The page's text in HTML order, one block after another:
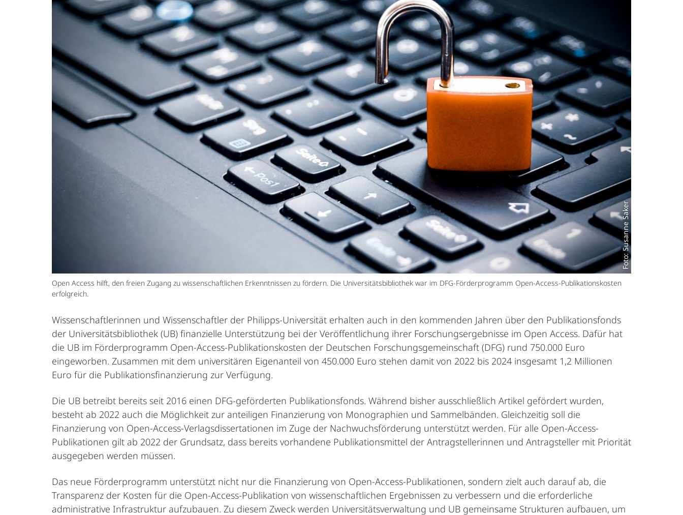
Foto: Susanne Saker
Open Access hilft, den freien Zugang zu wissenschaftlichen Erkenntnissen zu fördern. Die Universitätsbibliothek war im DFG-Förderprogramm Open-Access-Publikationskosten
erfolgreich.
Wissenschaftlerinnen und Wissenschaftler der Philipps-Universität erhalten auch in den kommenden Jahren über den Publikationsfonds
der Universitätsbibliothek (UB) finanzielle Unterstützung bei der Veröffentlichung ihrer Forschungsergebnisse im Open Access. Dafür hat
die UB im Förderprogramm Open-Access-Publikationskosten der Deutschen Forschungsgemeinschaft (DFG) rund 750.000 Euro
eingeworben. Zusammen mit dem universitären Eigenanteil von 450.000 Euro stehen damit von 2022 bis 2024 insgesamt 1,2 Millionen
Euro für die Publikationsfinanzierung zur Verfügung.
Die UB betreibt bereits seit 2016 einen DFG-geförderten Publikationsfonds. Während bisher ausschließlich Artikel gefördert wurden,
besteht ab 2022 auch die Möglichkeit zur anteiligen Finanzierung von Monographien und Sammelbänden. Gleichzeitig soll die
Finanzierung von Open-Access-Verlagsdissertationen im Zuge der Nachwuchsförderung unterstützt werden. Für alle Open-Access-
Publikationen gilt ab 2022 der Grundsatz, dass bereits vorhandene Publikationsmittel der Antragstellerinnen und Antragsteller mit Priorität
ausgegeben werden müssen.
Das neue Förderprogramm unterstützt nicht nur die Finanzierung von Open-Access-Publikationen, sondern zielt auch darauf ab, die
Transparenz der Kosten für die Open-Access-Publikation von wissenschaftlichen Ergebnissen zu verbessern und die erforderliche
administrative Infrastruktur aufzubauen. Zu diesem Zweck werden Universitätsverwaltung und UB gemeinsame Strukturen aufbauen, um